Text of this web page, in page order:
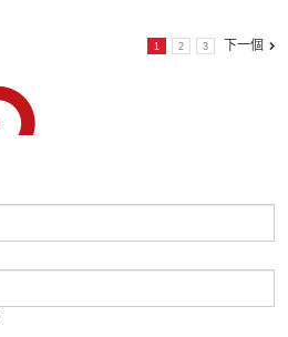
1 2 3 下一個